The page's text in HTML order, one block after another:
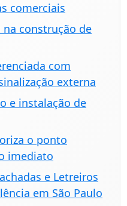
comerciais
construção de
com
externa
e instalação de
o ponto
imediato
e Letreiros
em São Paulo